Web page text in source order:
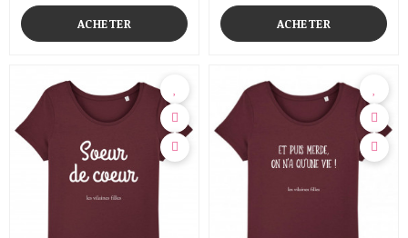
ACHETER ACHETER